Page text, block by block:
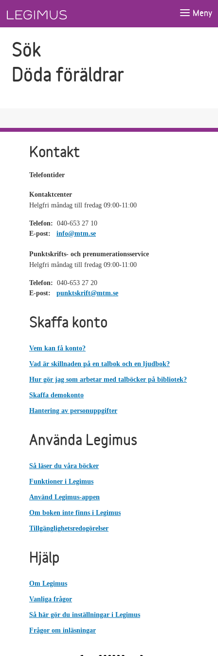
Meny
Sök
Döda föräldrar
Kontakt
Telefontider
Kontaktcenter
Helgfri måndag till fredag 09:00-11:00
Telefon: 040-653 27 10
E-post:
info@mtm.se
Punktskrifts- och prenumerationsservice
Helgfri måndag till fredag 09:00-11:00
Telefon: 040-653 27 20
E-post:
punktskrift@mtm.se
Skaffa konto
Vem kan få konto?
Vad är skillnaden på en talbok och en ljudbok?
Hur gör jag som arbetar med talböcker på bibliotek?
Skaffa demokonto
Hantering av personuppgifter
Använda Legimus
Så läser du våra böcker
Funktioner i Legimus
Använd Legimus-appen
Om boken inte finns i Legimus
Tillgänglighetsredogörelser
Hjälp
Om Legimus
Vanliga frågor
Så här gör du inställningar i Legimus
Frågor om inläsningar